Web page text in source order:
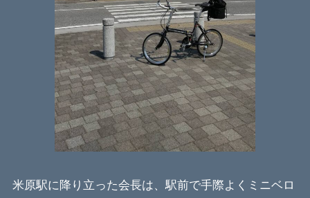
米原駅に降り立った会長は、駅前で手際よくミニベロ